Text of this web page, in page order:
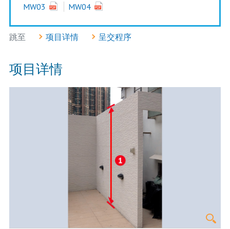
MW03
MW04
跳至 项目详情 呈交程序
项目详情